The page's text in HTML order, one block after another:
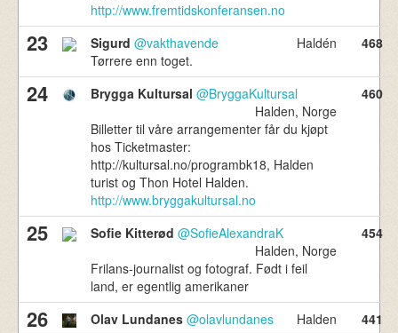
http://www.fremtidskonferansen.no
23 Sigurd @vakthavende
Haldén
Tørrere enn toget.
468
24 Brygga Kultursal @BryggaKultursal
Halden, Norge
Billetter til våre arrangementer får du kjøpt
hos Ticketmaster:
http://kultursal.no/programbk18, Halden
turist og Thon Hotel Halden.
http://www.bryggakultursal.no
460
25 Sofie Kitterød @SofieAlexandraK
Halden, Norge
Frilans-journalist og fotograf. Født i feil
land, er egentlig amerikaner
454
26 Olav Lundanes @olavlundanes Halden 441